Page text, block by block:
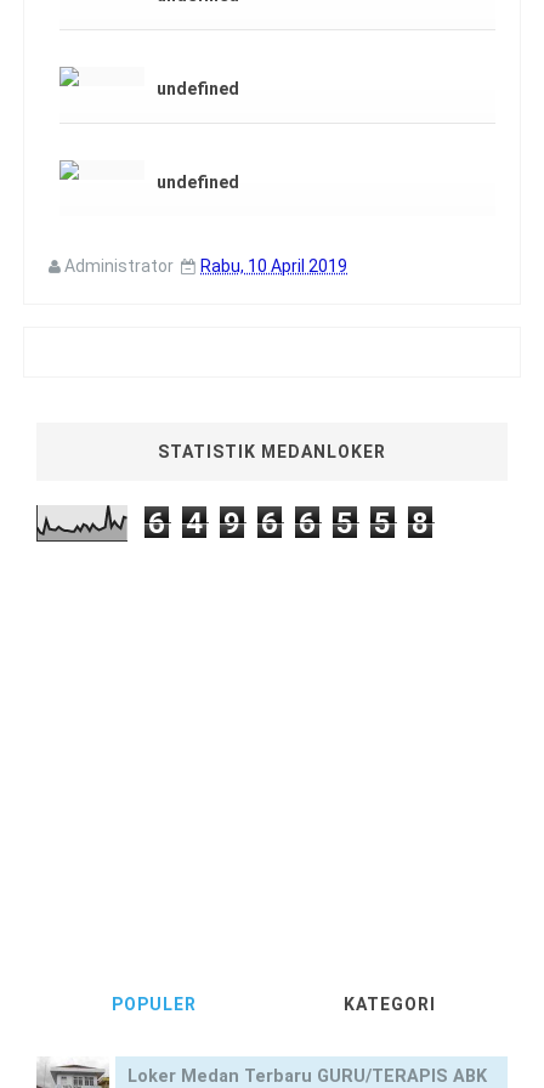
undefined
undefined
Administrator Rabu, 10 April 2019
STATISTIK MEDANLOKER
6 4 9 6 6 5 5 8
POPULER KATEGORI
Loker Medan Terbaru GURU/TERAPIS ABK